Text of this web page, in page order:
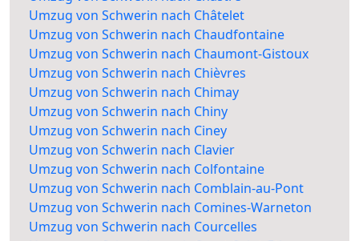
Umzug von Schwerin nach Châtelet
Umzug von Schwerin nach Chaudfontaine
Umzug von Schwerin nach Chaumont-Gistoux
Umzug von Schwerin nach Chièvres
Umzug von Schwerin nach Chimay
Umzug von Schwerin nach Chiny
Umzug von Schwerin nach Ciney
Umzug von Schwerin nach Clavier
Umzug von Schwerin nach Colfontaine
Umzug von Schwerin nach Comblain-au-Pont
Umzug von Schwerin nach Comines-Warneton
Umzug von Schwerin nach Courcelles